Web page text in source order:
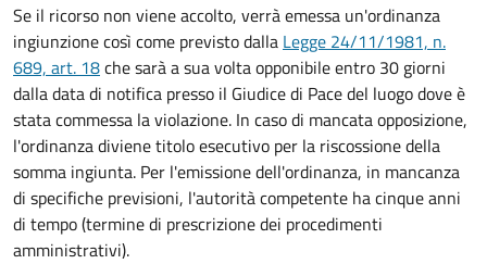
Se il ricorso non viene accolto, verrà emessa un'ordinanza
ingiunzione così come previsto dalla Legge 24/11/1981, n.
689, art. 18che sarà a sua volta opponibile entro 30 giorni
dalla data di notifica presso il Giudice di Pace del luogo dove è
stata commessa la violazione. In caso di mancata opposizione,
l'ordinanza diviene titolo esecutivo per la riscossione della
somma ingiunta. Per l'emissione dell'ordinanza, in mancanza
di specifiche previsioni, l'autorità competente ha cinque anni
di tempo (termine di prescrizione dei procedimenti
amministrativi).